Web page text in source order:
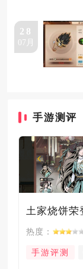
28
07月
手游测评
热度：
手游评测